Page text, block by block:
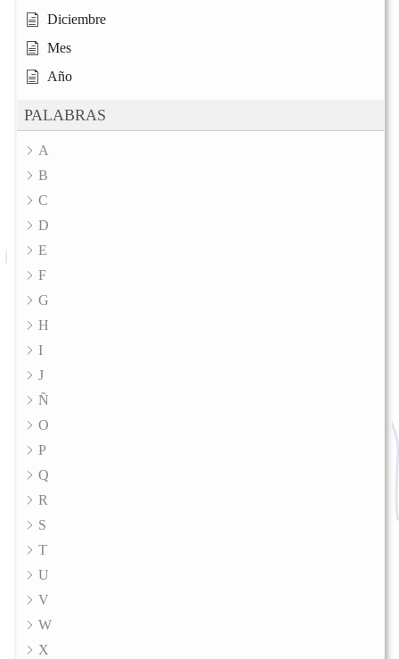
Diciembre
Mes
Año
PALABRAS
A
B
C
D
E
F
G
H
I
J
Ñ
O
P
Q
R
S
T
U
V
W
X